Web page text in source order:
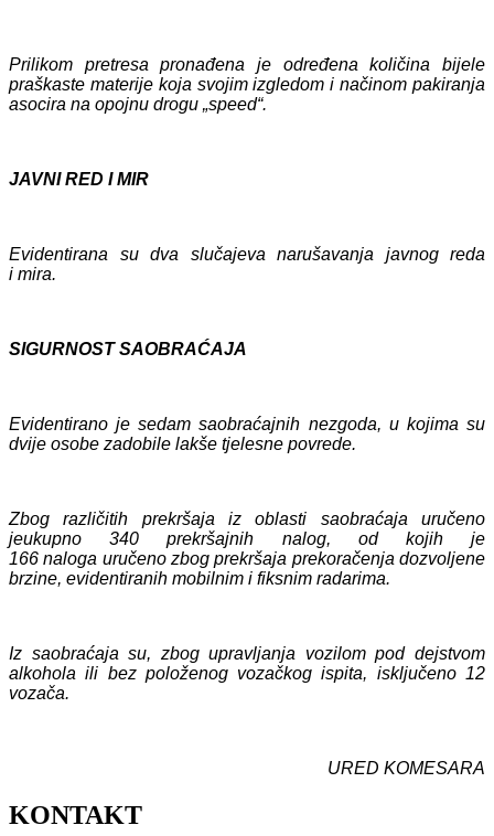
Prilikom pretresapronađena je određena količina bijele
praškaste materije koja svojim izgledom i načinom pakiranja
asocira na opojnu drogu „speed“.
JAVNI RED I MIR
Evidentirana su dva slučajeva narušavanja javnog reda
i mira.
SIGURNOST SAOBRAĆAJA
Evidentirano jesedamsaobraćajnih nezgoda, u kojima su
dvije osobe zadobile lakše tjelesne povrede.
Zbog različitih prekršaja iz oblasti saobraćaja uručeno
jeukupno340prekršajnih nalog, od kojih je
166naloga uručeno zbog prekršaja prekoračenja dozvoljene
brzine, evidentiranih mobilnim i fiksnim radarima.
Iz saobraćaja su, zbog upravljanja vozilom pod dejstvom
alkohola ili bez položenog vozačkog ispita, isključeno 12
vozača.
URED KOMESARA
KONTAKT